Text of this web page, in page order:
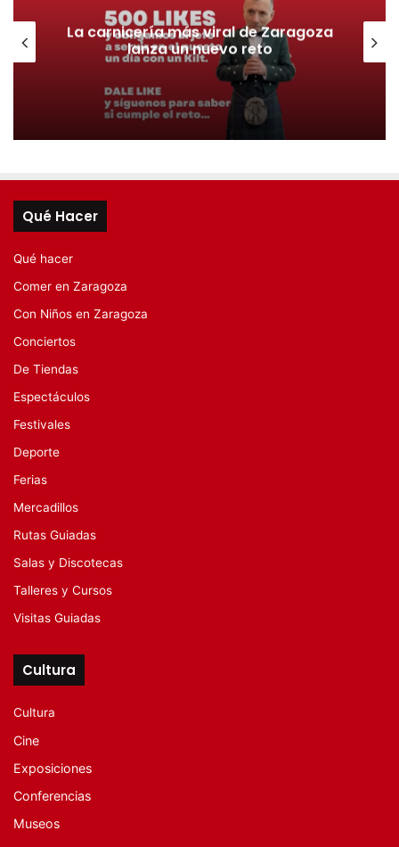
La carnicería más viral de Zaragoza
lanza un nuevo reto
Qué Hacer
Qué hacer
Comer en Zaragoza
Con Niños en Zaragoza
Conciertos
De Tiendas
Espectáculos
Festivales
Deporte
Ferias
Mercadillos
Rutas Guiadas
Salas y Discotecas
Talleres y Cursos
Visitas Guiadas
Cultura
Cultura
Cine
Exposiciones
Conferencias
Museos